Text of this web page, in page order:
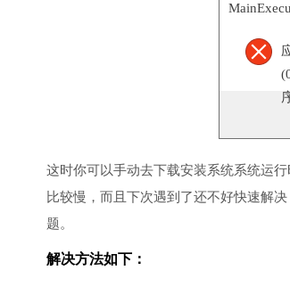
这时你可以手动去下载安装系统系统运
比较慢，而且下次遇到了还不好快速解
题。
解决方法如下：